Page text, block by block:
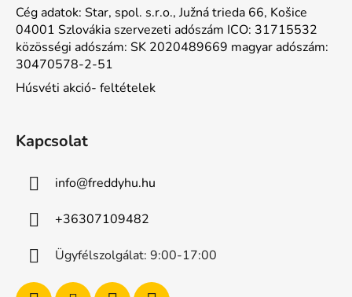
Cég adatok: Star, spol. s.r.o., Južná trieda 66, Košice
04001 Szlovákia szervezeti adószám ICO: 31715532
közösségi adószám: SK 2020489669 magyar adószám:
30470578-2-51
Húsvéti akció- feltételek
Kapcsolat
info@freddyhu.hu
+36307109482
Ügyfélszolgálat: 9:00-17:00